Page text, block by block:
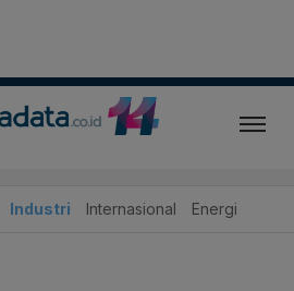
Industri Internasional Energi